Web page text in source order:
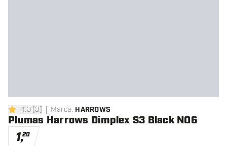
4.3 estrellas de puntuación
4.3[3] Marca: HARROWS
Plumas Harrows Dimplex S3 Black NO6
1,20